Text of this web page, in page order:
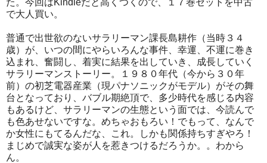
た。今回はKindleだと高くつくので、１７巻セットを中古
で大人買い。
普通で出世欲のないサラリーマン課長島耕作（当時３４
歳）が、いつの間にやらいろんな事件、幸運、不運に巻き
込まれ、奮闘し、着実に結果を出していき、成長していく
サラリーマンストーリー。１９８０年代（今から３０年
前）の初芝電器産業（現パナソニックがモデル）がその舞
台となっており、バブル期絶頂で、多少時代を感じる内容
もあるけど、サラリーマンの生態という面では、今読んで
も色あせないですな。めちゃおもろい！でもって、なんで
か女性にもてるんだな、これ。しかも関係持ちすぎやろ！
まじめで誠実な姿が人を惹きつけるだろうか。。わから
ん。